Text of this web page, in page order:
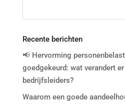
Recente berichten
📢 Hervorming
goedgekeurd: wat verandert
bedrijfsleiders?
Waarom een goede